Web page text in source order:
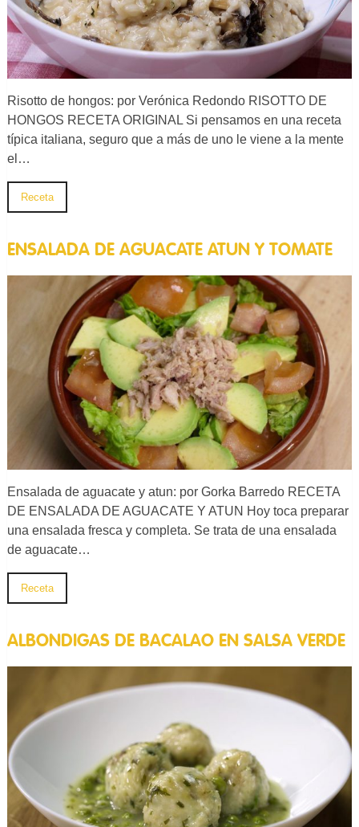
Risotto de hongos: por Verónica Redondo RISOTTO DE
HONGOS RECETA ORIGINAL Si pensamos en una receta
típica italiana, seguro que a más de uno le viene a la mente
el…
Receta
ENSALADA DE AGUACATE ATUN Y TOMATE
Ensalada de aguacate y atun: por Gorka Barredo RECETA
DE ENSALADA DE AGUACATE Y ATUN Hoy toca preparar
una ensalada fresca y completa. Se trata de una ensalada
de aguacate…
Receta
ALBONDIGAS DE BACALAO EN SALSA VERDE